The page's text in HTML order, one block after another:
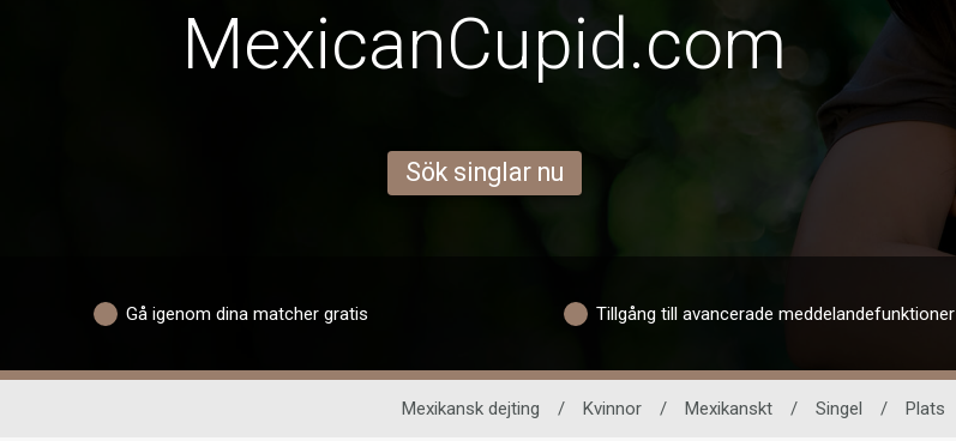
MexicanCupid.com
Sök singlar nu
Gå igenom dina matcher gratis Tillgång till avancerade meddelandefunktioner
Mexikansk dejting / Kvinnor / Mexikanskt / Singel / Plats